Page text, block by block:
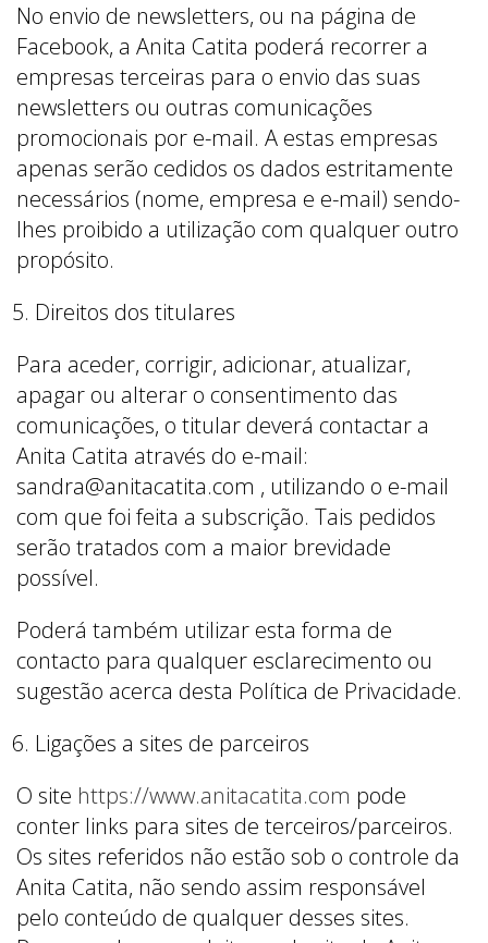
No envio de newsletters, ou na página de
Facebook, a Anita Catita poderá recorrer a
empresas terceiras para o envio das suas
newsletters ou outras comunicações
promocionais por e-mail. A estas empresas
apenas serão cedidos os dados estritamente
necessários (nome, empresa e e-mail) sendo-
lhes proibido a utilização com qualquer outro
propósito.
Direitos dos titulares
Para aceder, corrigir, adicionar, atualizar,
apagar ou alterar o consentimento das
comunicações, o titular deverá contactar a
Anita Catita através do e-mail:
sandra@anitacatita.com , utilizando o e-mail
com que foi feita a subscrição. Tais pedidos
serão tratados com a maior brevidade
possível.
Poderá também utilizar esta forma de
contacto para qualquer esclarecimento ou
sugestão acerca desta Política de Privacidade.
Ligações a sites de parceiros
O site https://www.anitacatita.com pode
conter links para sites de terceiros/parceiros.
Os sites referidos não estão sob o controle da
Anita Catita, não sendo assim responsável
pelo conteúdo de qualquer desses sites.